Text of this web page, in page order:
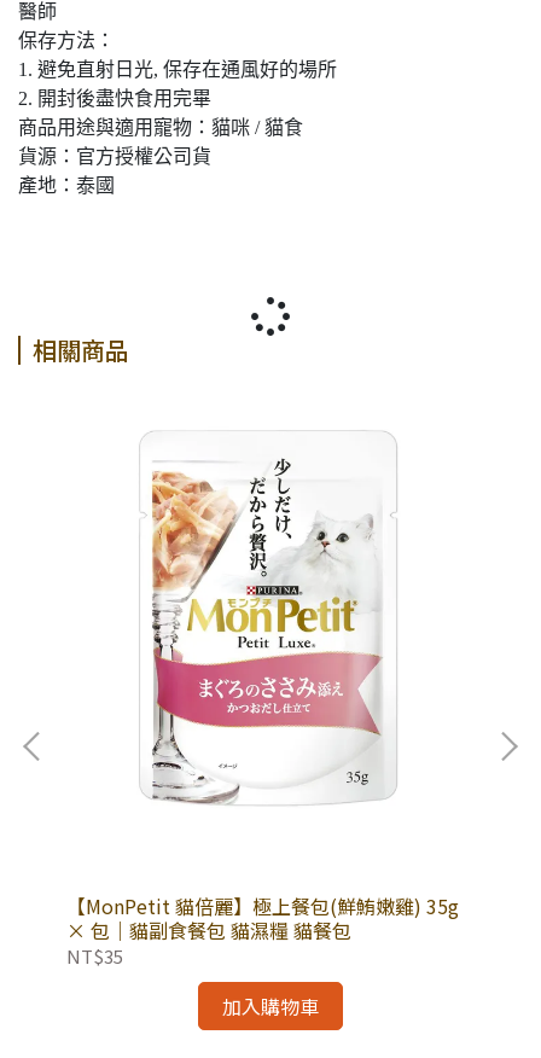
醫師
保存方法：
1. 避免直射日光, 保存在通風好的場所
2. 開封後盡快食用完畢
商品用途與適用寵物：貓咪 / 貓食
貨源：官方授權公司貨
產地：泰國
相關商品
【MonPetit 貓倍麗】極上餐包(鮮鮪嫩雞) 35g
× 包｜貓副食餐包 貓濕糧 貓餐包
NT$35
加入購物車